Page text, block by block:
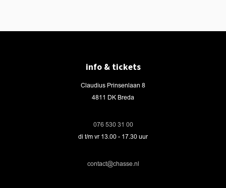
info & tickets
Claudius Prinsenlaan 8
4811 DK Breda
076 530 31 00
di t/m vr 13.00 - 17.30 uur
contact@chasse.nl